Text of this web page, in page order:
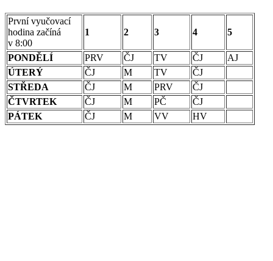
První vyučovací
hodina začíná
v 8:00
1 2 3 4 5
PONDĚLÍ PRV ČJ TV ČJ
AJ
ÚTERÝ
ČJ M TV
ČJ
STŘEDA
ČJ M PRV
ČJ
ČTVRTEK
ČJ M PČ
ČJ
PÁTEK
ČJ M VV HV